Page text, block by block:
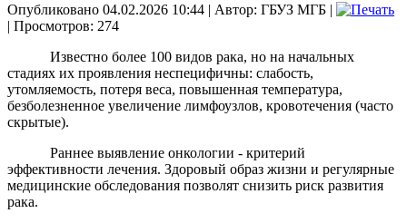
Опубликовано 04.02.2026 10:44 | Автор: ГБУЗ МГБ |
| Просмотров: 274
Известно более 100 видов рака, но на начальных
стадиях их проявления неспецифичны: слабость,
утомляемость, потеря веса, повышенная температура,
безболезненное увеличение лимфоузлов, кровотечения (часто
скрытые).
Раннее выявление онкологии - критерий
эффективности лечения. Здоровый образ жизни и регулярные
медицинские обследования позволят снизить риск развития
рака.